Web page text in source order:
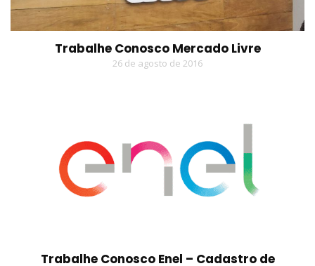
Trabalhe Conosco Mercado Livre
26 de agosto de 2016
Trabalhe Conosco Enel – Cadastro de